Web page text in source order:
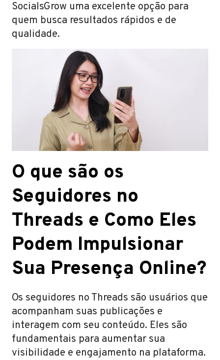
SocialsGrow uma excelente opção para
quem busca resultados rápidos e de
qualidade.
O que são os
Seguidores no
Threads e Como Eles
Podem Impulsionar
Sua Presença Online?
Os seguidores no Threads são usuários que
acompanham suas publicações e
interagem com seu conteúdo. Eles são
fundamentais para aumentar sua
visibilidade e engajamento na plataforma.